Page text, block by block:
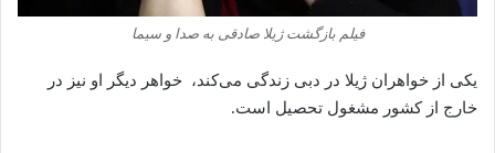
فیلم بازگشت ژیلا صادقی به صدا و سیما
یکی از خواهران ژیلا در دبی زندگی می‌کند، خواهر دیگر او نیز در
خارج از کشور مشغول تحصیل است.